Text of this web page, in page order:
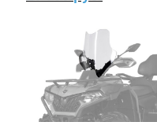
387 руб..